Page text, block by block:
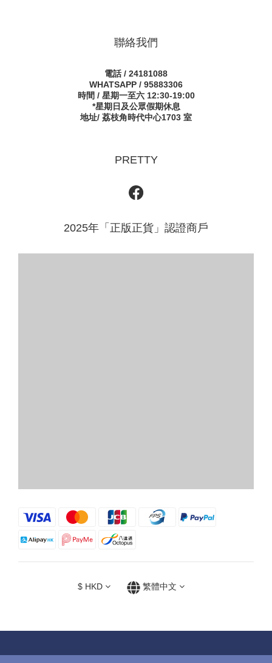
聯絡我們
電話 / 24181088
WHATSAPP / 95883306
時間 / 星期一至六 12:30-19:00
*星期日及公眾假期休息
地址/ 荔枝角時代中心1703 室
PRETTY
2025年「正版正貨」認證商戶
$ HKD 繁體中文